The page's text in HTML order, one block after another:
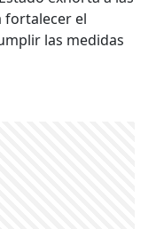
fortalecer el
las medidas